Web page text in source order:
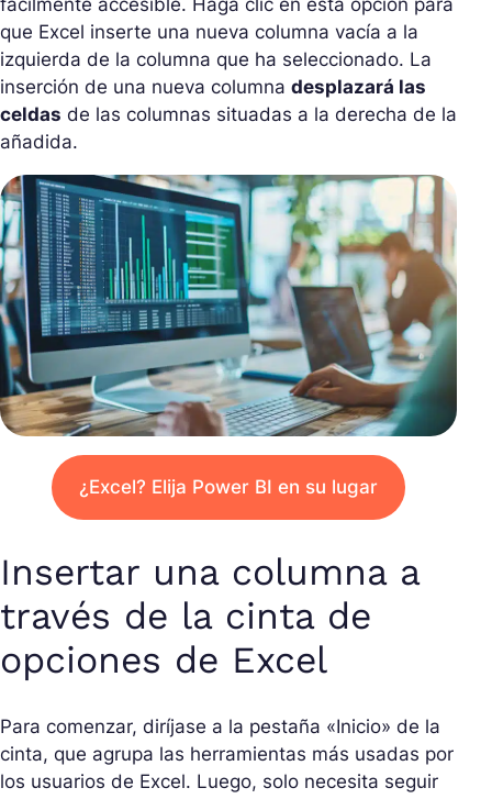
fácilmente accesible. Haga clic en esta opción para
que Excel inserte una nueva columna vacía a la
izquierda de la columna que ha seleccionado. La
inserción de una nueva columna desplazará las
celdas de las columnas situadas a la derecha de la
añadida.
¿Excel? Elija Power BI en su lugar
Insertar una columna a
través de la cinta de
opciones de Excel
Para comenzar, diríjase a la pestaña «Inicio» de la
cinta, que agrupa las herramientas más usadas por
los usuarios de Excel. Luego, solo necesita seguir